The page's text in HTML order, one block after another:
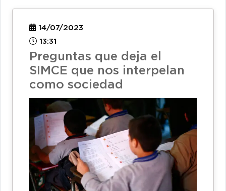
14/07/2023
13:31
Preguntas que deja el
SIMCE que nos interpelan
como sociedad